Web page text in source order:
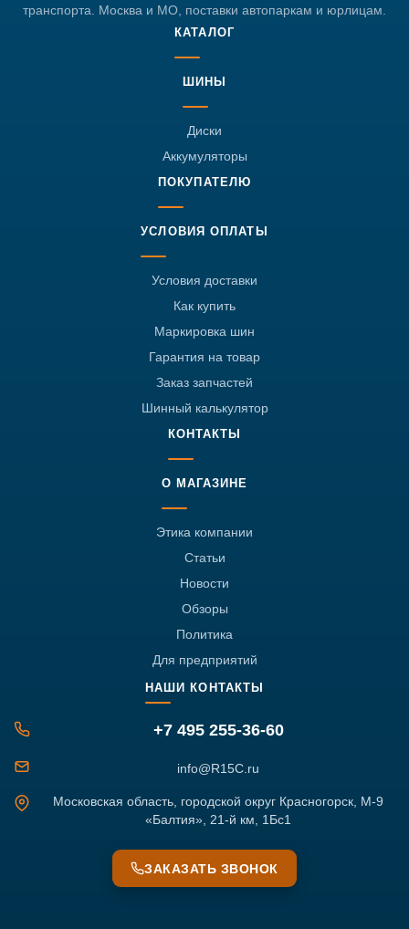
транспорта. Москва и МО, поставки автопаркам и юрлицам.
КАТАЛОГ
ШИНЫ
Диски
Аккумуляторы
ПОКУПАТЕЛЮ
УСЛОВИЯ ОПЛАТЫ
Условия доставки
Как купить
Маркировка шин
Гарантия на товар
Заказ запчастей
Шинный калькулятор
КОНТАКТЫ
О МАГАЗИНЕ
Этика компании
Статьи
Новости
Обзоры
Политика
Для предприятий
НАШИ КОНТАКТЫ
+7 495 255-36-60
info@R15C.ru
Московская область, городской округ Красногорск, М-9
«Балтия», 21-й км, 1Бс1
ЗАКАЗАТЬ ЗВОНОК